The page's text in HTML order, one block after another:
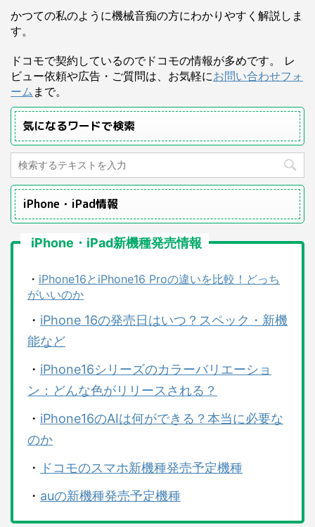
かつての私のように機械音痴の方にわかりやすく解説しま
す。
ドコモで契約しているのでドコモの情報が多めです。 レ
ビュー依頼や広告・ご質問は、お気軽にお問い合わせフォ
ーム まで。
気になるワードで検索
iPhone・iPad情報
iPhone・iPad新機種発売情報
・ iPhone16とiPhone16 Proの違いを比較！どっち
がいいのか
・ iPhone 16の発売日はいつ？スペック・新機
能など
・ iPhone16シリーズのカラーバリエーショ
ン：どんな色がリリースされる？
・ iPhone16のAIは何ができる？本当に必要な
のか
・
ドコモのスマホ新機種発売予定機種
・ auの新機種発売予定機種